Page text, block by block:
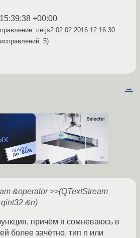
+00:00
cetjs2 02.02.2016 12:16:30
5)
→
&operator >>(QTextStream
&n)
причём я сомневаюсь в
более зачётно, тип n или